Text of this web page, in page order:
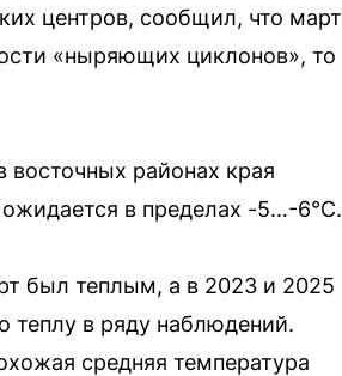
центров, сообщил, что март
«ныряющих циклонов», то
восточных районах края
в пределах -5…-6°C.
был теплым, а в 2023 и 2025
теплу в ряду наблюдений.
средняя температура